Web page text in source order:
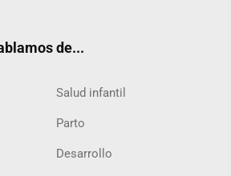
de...
Salud infantil
Parto
Desarrollo